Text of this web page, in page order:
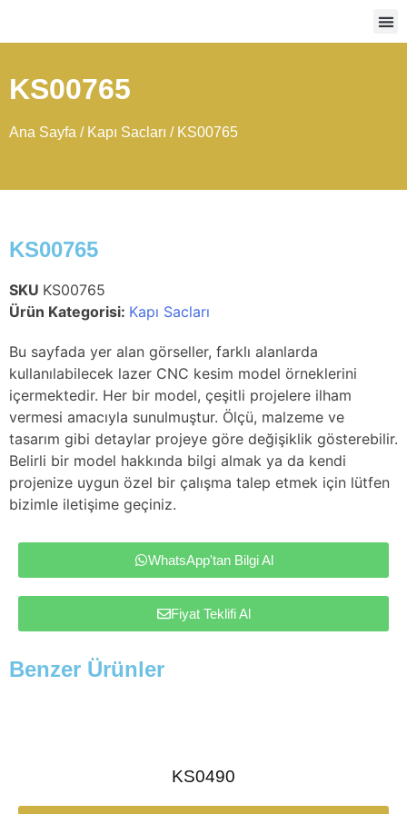
KS00765
Ana Sayfa / Kapı Sacları / KS00765
KS00765
SKU KS00765
Ürün Kategorisi: Kapı Sacları
Bu sayfada yer alan görseller, farklı alanlarda
kullanılabilecek lazer CNC kesim model örneklerini
içermektedir. Her bir model, çeşitli projelere ilham
vermesi amacıyla sunulmuştur. Ölçü, malzeme ve
tasarım gibi detaylar projeye göre değişiklik gösterebilir.
Belirli bir model hakkında bilgi almak ya da kendi
projenize uygun özel bir çalışma talep etmek için lütfen
bizimle iletişime geçiniz.
WhatsApp'tan Bilgi Al
Fiyat Teklifi Al
Benzer Ürünler
KS0490